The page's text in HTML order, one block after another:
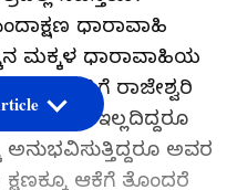
ಧಾರಾವಾಹಿ
ಮಕ್ಕಳ ಧಾರಾವಾಹಿಯ
ಮಟ್ಟಿಗೆ ರಾಜೇಶ್ವರಿ
ಗಂಡ ಇಲ್ಲದಿದ್ದರೂ
ಅನುಭವಿಸುತ್ತಿದ್ದರೂ ಅವರ
ಆಕೆಗೆ ತೊಂದರೆ